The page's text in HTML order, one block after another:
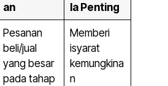
an
Ia Penting
Pesanan
beli/jual
yang besar
pada tahap
Memberi
isyarat
kemungkina
n